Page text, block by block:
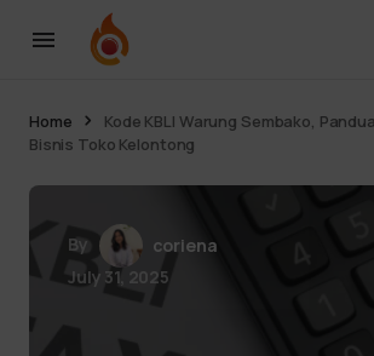
Home
Kode KBLI Warung Sembako,
Bisnis Toko Kelontong
By
coriena
July 31, 2025